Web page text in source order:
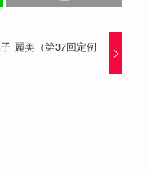
麗美（第37回定例